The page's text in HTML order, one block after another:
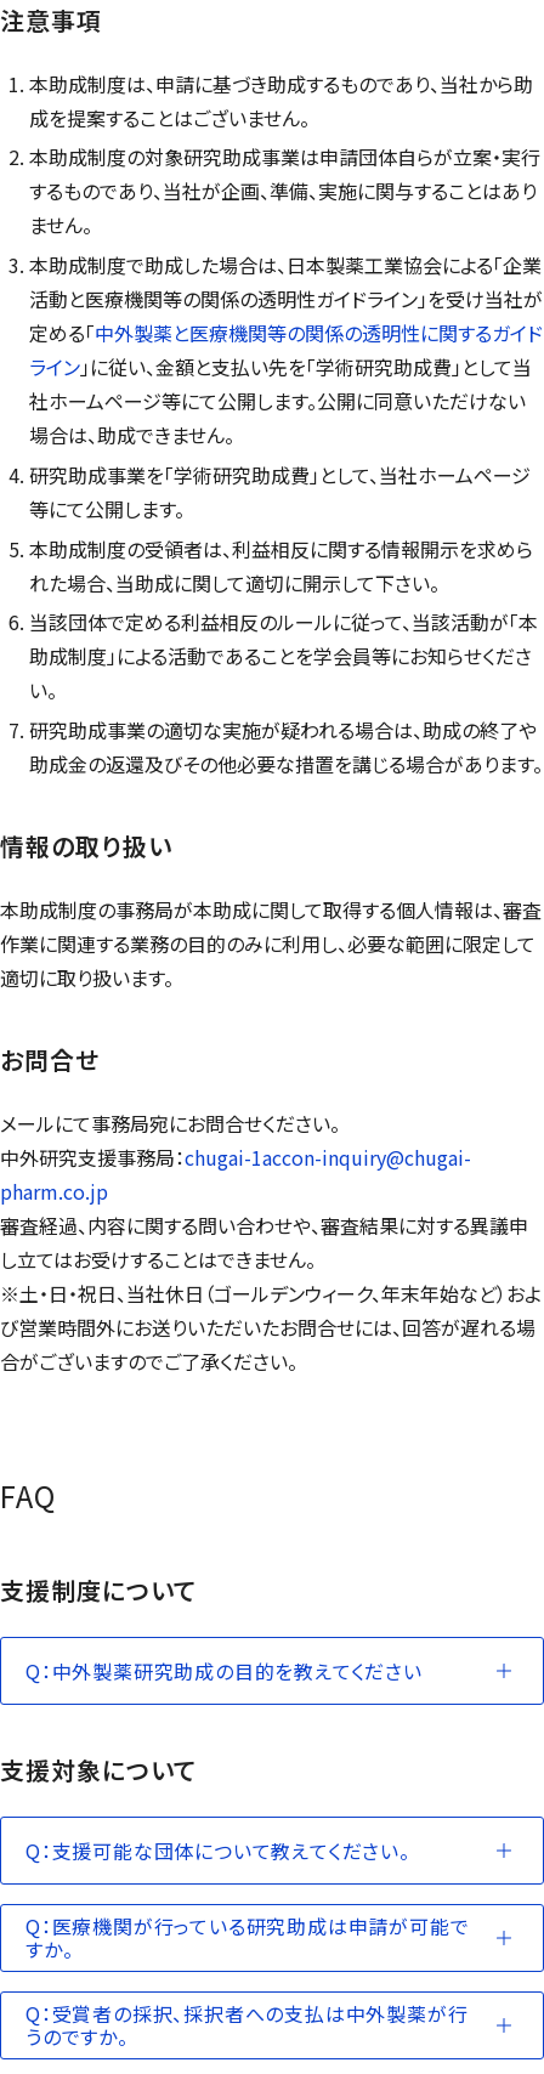
注意事項
本助成制度は、申請に基づき助成するものであり、当社から助
成を提案することはございません。
本助成制度の対象研究助成事業は申請団体自らが立案・実行
するものであり、当社が企画、準備、実施に関与することはあり
ません。
本助成制度で助成した場合は、日本製薬工業協会による「企業
活動と医療機関等の関係の透明性ガイドライン」を受け当社が
定める「中外製薬と医療機関等の関係の透明性に関するガイド
ライン」に従い、金額と支払い先を「学術研究助成費」として当
社ホームページ等にて公開します。公開に同意いただけない
場合は、助成できません。
研究助成事業を「学術研究助成費」として、当社ホームページ
等にて公開します。
本助成制度の受領者は、利益相反に関する情報開示を求めら
れた場合、当助成に関して適切に開示して下さい。
当該団体で定める利益相反のルールに従って、当該活動が「本
助成制度」による活動であることを学会員等にお知らせくださ
い。
研究助成事業の適切な実施が疑われる場合は、助成の終了や
助成金の返還及びその他必要な措置を講じる場合があります。
情報の取り扱い
本助成制度の事務局が本助成に関して取得する個人情報は、審査
作業に関連する業務の目的のみに利用し、必要な範囲に限定して
適切に取り扱います。
お問合せ
メールにて事務局宛にお問合せください。
中外研究支援事務局：chugai-1accon-inquiry@chugai-
pharm.co.jp
審査経過、内容に関する問い合わせや、審査結果に対する異議申
し立てはお受けすることはできません。
※土・日・祝日、当社休日（ゴールデンウィーク、年末年始など）およ
び営業時間外にお送りいただいたお問合せには、回答が遅れる場
合がございますのでご了承ください。
FAQ
支援制度について
Q：中外製薬研究助成の目的を教えてください
支援対象について
Q：支援可能な団体について教えてください。
Q：医療機関が行っている研究助成は申請が可能で
すか。
Q：受賞者の採択、採択者への支払は中外製薬が行
うのですか。